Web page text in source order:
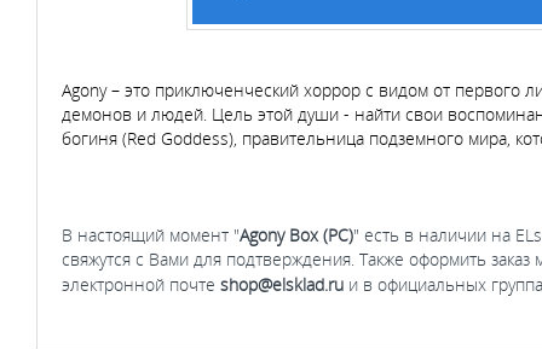
Agony – это приключенческий хоррор с видом от первого
демонов и людей. Цель этой души - найти свои
богиня (Red Goddess), правительница подземного мира,
В настоящий момент "Agony Box (PC)" есть в наличии на
свяжутся с Вами для подтверждения. Также оформить
электронной почте shop@elsklad.ru и в официальных